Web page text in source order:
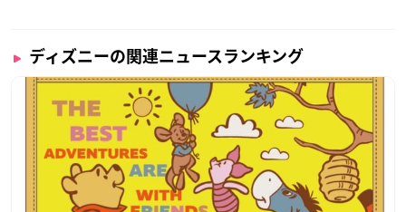
ディズニーの関連ニュースランキング